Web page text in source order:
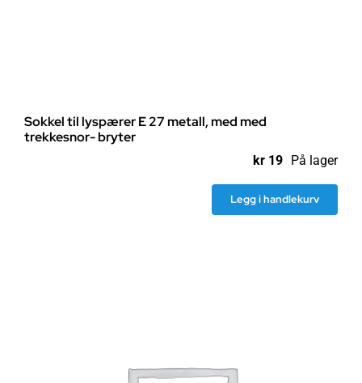
Sokkel til lyspærer E 27 metall, med med
trekkesnor- bryter
kr 19 På lager
Legg i handlekurv